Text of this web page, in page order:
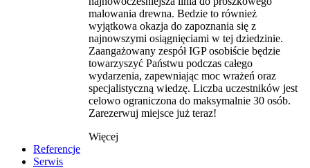
malowania drewna. Bedzie to również
wyjątkowa okazja do zapoznania się z
najnowszymi osiągnięciami w tej dziedzinie.
Zaangażowany zespół IGP osobiście będzie
towarzyszyć Państwu podczas całego
wydarzenia, zapewniając moc wrażeń oraz
specjalistyczną wiedzę. Liczba uczestników jest
celowo ograniczona do maksymalnie 30 osób.
Zarezerwuj miejsce już teraz!
Więcej
Referencje
Serwis